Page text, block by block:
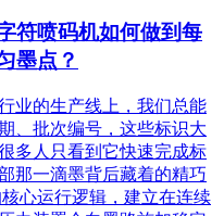
符喷码机如何做到每
墨点？
业的生产线上，我们总能
、批次编号，这些标识大
多人只看到它快速完成标
那一滴墨背后藏着的精巧
心运行逻辑，建立在连续